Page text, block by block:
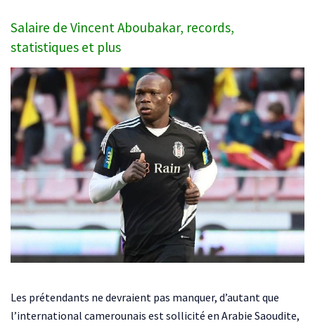
Salaire de Vincent Aboubakar, records,
statistiques et plus
Les prétendants ne devraient pas manquer, d’autant que
l’international camerounais est sollicité en Arabie Saoudite,